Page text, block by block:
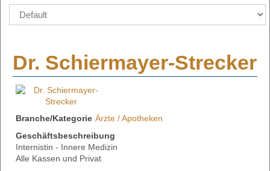
Dr. Schiermayer-Strecker
Branche/Kategorie Ärzte / Apotheken
Geschäftsbeschreibung
Internistin - Innere Medizin
Alle Kassen und Privat